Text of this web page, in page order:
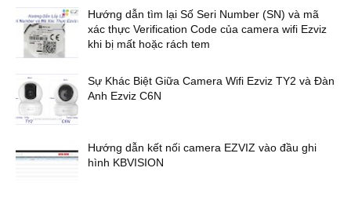
Hướng dẫn tìm lại Số Seri Number (SN) và mã
xác thực Verification Code của camera wifi Ezviz
khi bị mất hoặc rách tem
Sự Khác Biệt Giữa Camera Wifi Ezviz TY2 và Đàn
Anh Ezviz C6N
Hướng dẫn kết nối camera EZVIZ vào đầu ghi
hình KBVISION